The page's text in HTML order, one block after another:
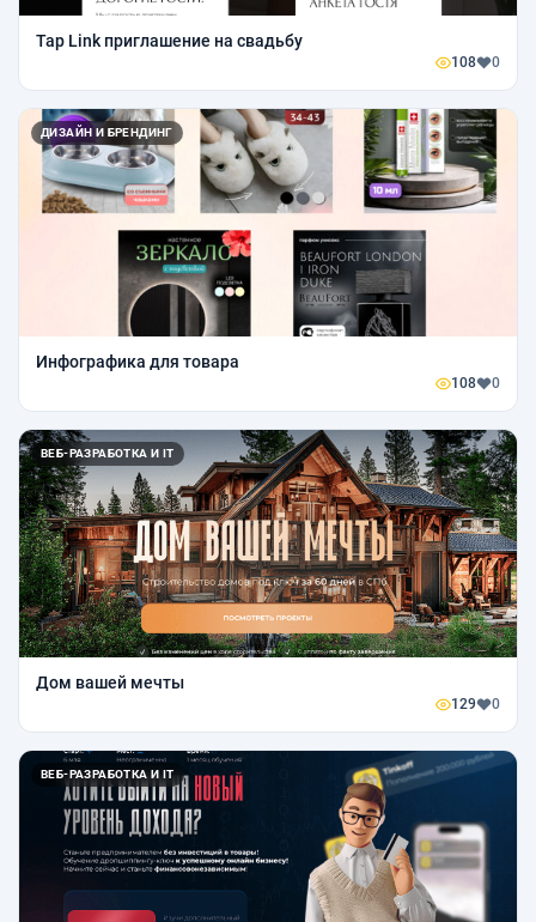
Tap Link приглашение на свадьбу
108 0
ДИЗАЙН И БРЕНДИНГ
Инфографика для товара
108 0
ВЕБ-РАЗРАБОТКА И IT
Дом вашей мечты
129 0
ВЕБ-РАЗРАБОТКА И IT